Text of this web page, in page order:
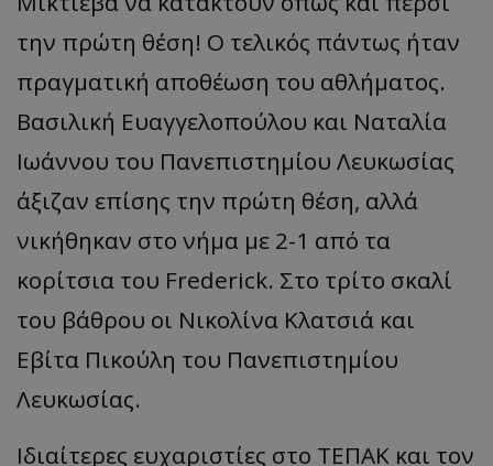
την πρώτη θέση! Ο τελικός πάντως ήταν
πραγματική αποθέωση του αθλήματος.
Βασιλική Ευαγγελοπούλου και Ναταλία
Ιωάννου του Πανεπιστημίου Λευκωσίας
άξιζαν επίσης την πρώτη θέση, αλλά
νικήθηκαν στο νήμα με 2-1 από τα
κορίτσια του Frederick. Στο τρίτο σκαλί
του βάθρου οι Νικολίνα Κλατσιά και
Εβίτα Πικούλη του Πανεπιστημίου
Λευκωσίας.
Ιδιαίτερες ευχαριστίες στο ΤΕΠΑΚ και τον